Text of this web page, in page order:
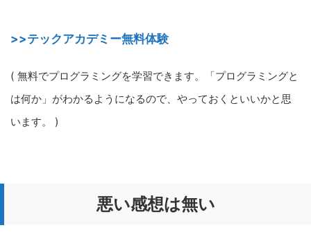
>>テックアカデミー無料体験
( 無料でプログラミングを学習できます。「プログラミングと
は何か」がわかるようになるので、やっておくといいかと思
います。 )
悪い感想は無い